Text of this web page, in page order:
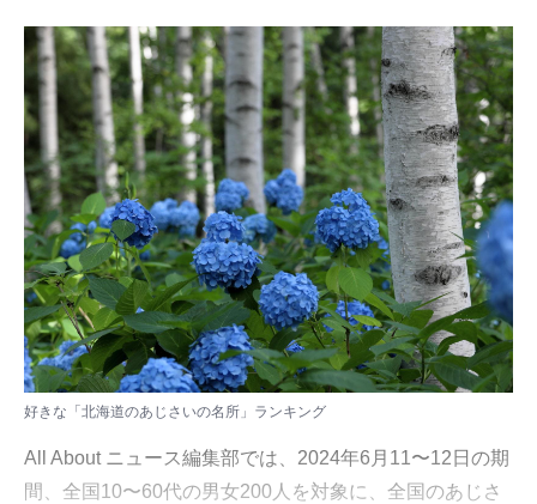
好きな「北海道のあじさいの名所」ランキング
All About ニュース編集部では、2024年6月11〜12日の期
間、全国10〜60代の男女200人を対象に、全国のあじさ